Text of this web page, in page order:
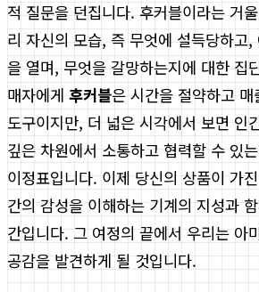
적 질문을 던집니다. 후커블이라는 거
리 자신의 모습, 즉 무엇에 설득당하고
을 열며, 무엇을 갈망하는지에 대한 집
매자에게 후커블은 시간을 절약하고
도구이지만, 더 넓은 시각에서 보면 인
깊은 차원에서 소통하고 협력할 수 있
이정표입니다. 이제 당신의 상품이 가
간의 감성을 이해하는 기계의 지성과
간입니다. 그 여정의 끝에서 우리는 아
공감을 발견하게 될 것입니다.